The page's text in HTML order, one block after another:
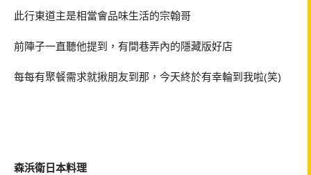
此行東道主是相當會品味生活的宗翰哥
前陣子一直聽他提到，有間巷弄內的隱藏版好店
每每有聚餐需求就揪朋友到那，今天終於有幸輪到我啦(笑)
森浜衛日本料理